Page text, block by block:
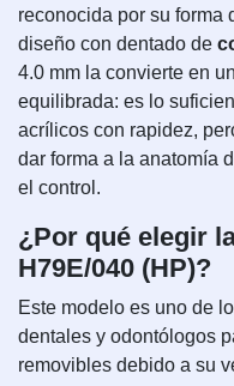
reconocida por su forma
diseño con dentado de
4.0 mm la convierte en
equilibrada: es lo
acrílicos con rapidez,
dar forma a la anatomía
el control.
¿Por qué elegir
H79E/040 (HP)?
Este modelo es uno de
dentales y odontólogos
removibles debido a su